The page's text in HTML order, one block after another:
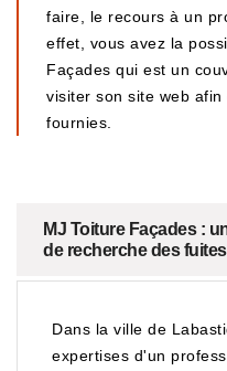
faire, le recours à un
effet, vous avez la
Façades qui est un
visiter son site web
fournies.
MJ Toiture Façades :
de recherche des
Dans la ville de
expertises d'un